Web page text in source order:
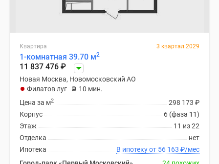
Квартира 3 квартал 2029
1-комнатная 39.70 м2
11 837 476 ₽
Новая Москва, Новомосковский АО
Филатов луг
10 мин.
298 173 ₽
Цена за м2
6 (фаза 11)
Корпус
11 из 22
Этаж
нет
Отделка
В ипотеку от 56 163 ₽/мес
Ипотека